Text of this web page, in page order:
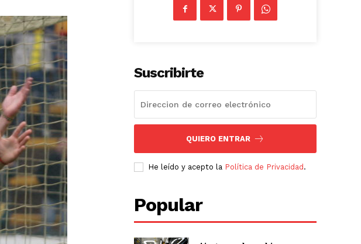
Suscribirte
QUIERO ENTRAR
He leído y acepto la Política de Privacidad .
Popular